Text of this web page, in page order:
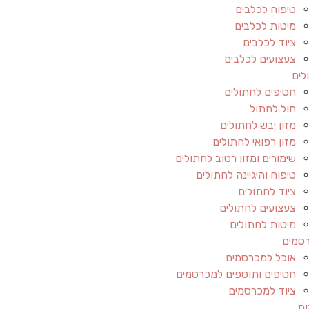
טיפוח לכלבים
מיטות לכלבים
ציוד לכלבים
צעצועים לכלבים
חטיפים לחתולים
חול לחתול
מזון יבש לחתולים
מזון רפואי לחתולים
שימורים ומזון רטוב לחתולים
טיפוח והיגיינה לחתולים
ציוד לחתולים
צעצועים לחתולים
מיטות לחתולים
אוכל למכרסמים
חטיפים ותוספים למכרסמים
ציוד למכרסמים